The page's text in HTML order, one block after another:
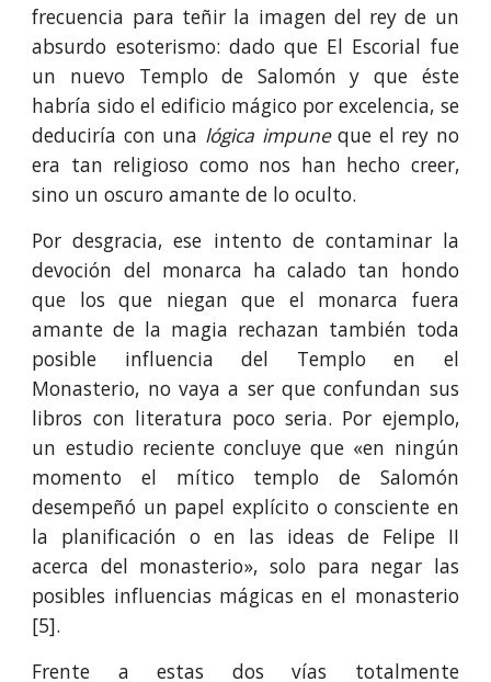
frecuencia para teñir la imagen del rey de un
absurdo esoterismo: dado que El Escorial fue
un nuevo Templo de Salomón y que éste
habría sido el edificio mágico por excelencia, se
deduciría con una lógica impuneque el rey no
era tan religioso como nos han hecho creer,
sino un oscuro amante de lo oculto.
Por desgracia, ese intento de contaminar la
devoción del monarca ha calado tan hondo
que los que niegan que el monarca fuera
amante de la magia rechazan también toda
posible influencia del Templo en el
Monasterio, no vaya a ser que confundan sus
libros con literatura poco seria. Por ejemplo,
un estudio reciente concluye que «en ningún
momento el mítico templo de Salomón
desempeñó un papel explícito o consciente en
la planificación o en las ideas de Felipe II
acerca del monasterio», solo para negar las
posibles influencias mágicas en el monasterio
[5].
Frente a estas dos vías totalmente